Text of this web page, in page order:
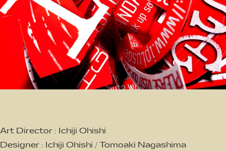
Art Director : Ichiji Ohishi
Designer : Ichiji Ohishi / Tomoaki Nagashima